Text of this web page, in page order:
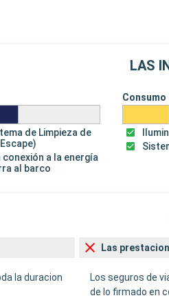
LAS
de Limpieza de
conexión a la energía
al barco
Consumo
la duracion
Las
Los seguros de
de lo firmado en